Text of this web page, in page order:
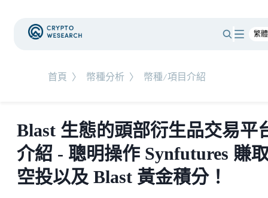
首頁 〉 幣種分析 〉 幣種/項目介紹
Blast 生態的頭部衍生品交易平
介紹 - 聰明操作 Synfutures 賺
空投以及 Blast 黃金積分！